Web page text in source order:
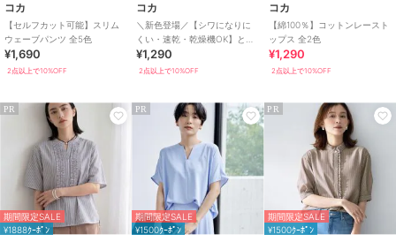
コカ
【セルフカット可能】スリム
ウェーブパンツ 全5色
¥1,690
2点以上で10%OFF
コカ
＼新色登場／【シワになりに
くい・速乾・乾燥機OK】とろ
みリブリラックスパンツ 全4色
¥1,290
2点以上で10%OFF
コカ
【綿100％】コットンレースト
ップス 全2色
¥1,290
2点以上で10%OFF
PR
期間限定SALE
¥1888ｸｰﾎﾟﾝ
PR
期間限定SALE
¥1500ｸｰﾎﾟﾝ
PR
期間限定SALE
¥1500ｸｰﾎﾟﾝ